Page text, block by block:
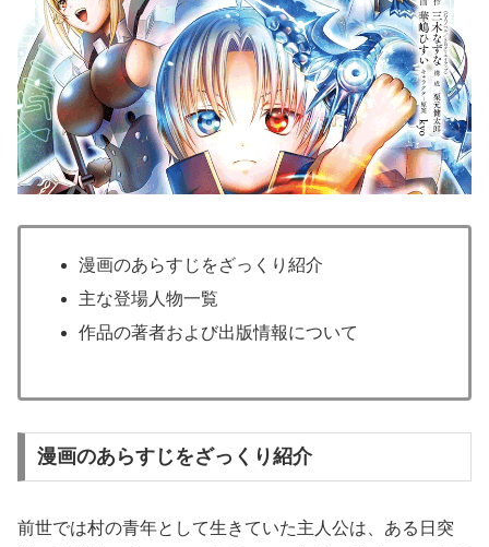
漫画のあらすじをざっくり紹介
主な登場人物一覧
作品の著者および出版情報について
漫画のあらすじをざっくり紹介
前世では村の青年として生きていた主人公は、ある日突